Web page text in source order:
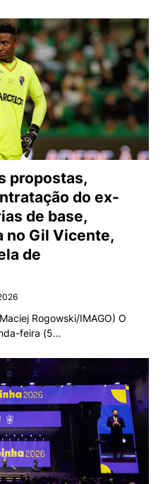
propostas,
do ex-
de base,
no Gil Vicente,
de
Rogowski/IMAGO) O
feira (5…